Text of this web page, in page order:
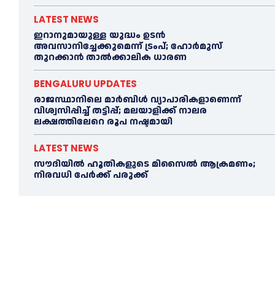
LATEST NEWS
ഇറാനുമായുള്ള യുദ്ധം ഉടൻ
അവസാനിച്ചേക്കുമെന്ന് ട്രംപ്; ഹോർമുസ്
തുറക്കാൻ താൽക്കാലിക ധാരണ
BENGALURU UPDATES
രാജസ്ഥാനിലെ മാർബിൾ വ്യാപാരികളാണെന്ന്
വിശ്വസിപ്പിച്ച് തട്ടിപ്പ്; മലയാളിക്ക് നാലര
ലക്ഷത്തിലേറെ രൂപ നഷ്ടമായി
LATEST NEWS
സൗദിയിൽ ഹൂതികളുടെ മിസൈൽ ആക്രമണം;
നിരവധി പേർക്ക് പരുക്ക്